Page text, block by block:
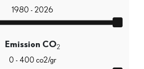
Emission CO2